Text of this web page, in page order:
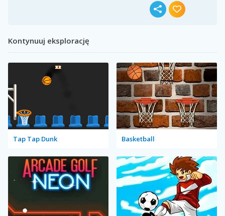
Kontynuuj eksplorację
Tap Tap Dunk Basketball